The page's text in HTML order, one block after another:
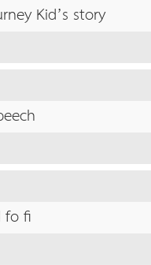
Kid’s story
fo fi